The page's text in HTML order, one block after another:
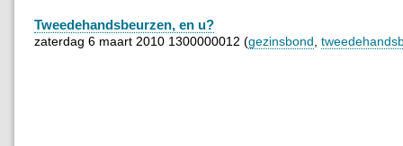
Tweedehandsbeurzen, en u?
zaterdag 6 maart 2010 1300000012 (gezinsbond